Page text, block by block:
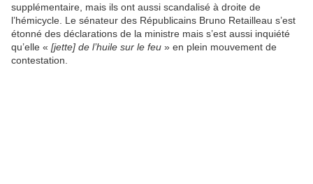
supplémentaire, mais ils ont aussi scandalisé à droite de
l’hémicycle. Le sénateur des Républicains Bruno Retailleau s’est
étonné des déclarations de la ministre mais s’est aussi inquiété
qu’elle « [jette] de l’huile sur le feu » en plein mouvement de
contestation.